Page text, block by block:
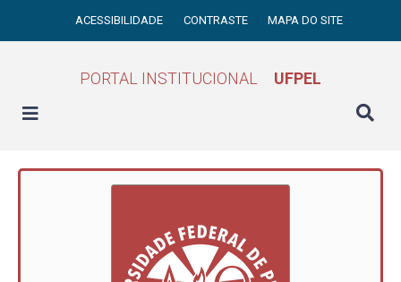
ACESSIBILIDADE CONTRASTE MAPA DO SITE
PORTAL INSTITUCIONAL UFPEL